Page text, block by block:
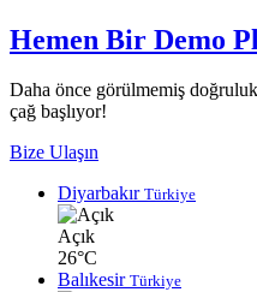
Hemen Bir Demo
Daha önce görülmemiş
çağ başlıyor!
Bize Ulaşın
Diyarbakır Türkiye
Açık
26°C
Balıkesir Türkiye